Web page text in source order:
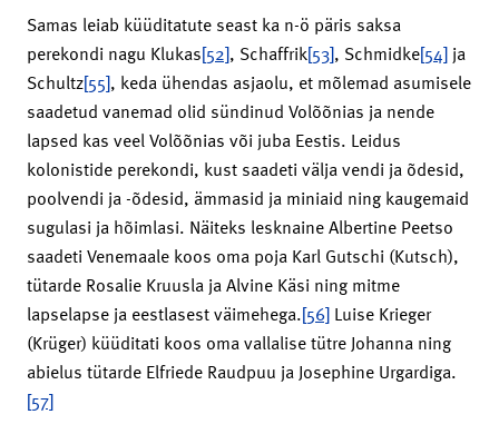
Samas leiab küüditatute seast ka n-ö päris saksa
perekondi nagu Klukas[52], Schaffrik[53], Schmidke[54] ja
Schultz[55], keda ühendas asjaolu, et mõlemad asumisele
saadetud vanemad olid sündinud Volõõnias ja nende
lapsed kas veel Volõõnias või juba Eestis. Leidus
kolonistide perekondi, kust saadeti välja vendi ja õdesid,
poolvendi ja -õdesid, ämmasid ja miniaid ning kaugemaid
sugulasi ja hõimlasi. Näiteks lesknaine Albertine Peetso
saadeti Venemaale koos oma poja Karl Gutschi (Kutsch),
tütarde Rosalie Kruusla ja Alvine Käsi ning mitme
lapselapse ja eestlasest väimehega.[56] Luise Krieger
(Krüger) küüditati koos oma vallalise tütre Johanna ning
abielus tütarde Elfriede Raudpuu ja Josephine Urgardiga.
[57]